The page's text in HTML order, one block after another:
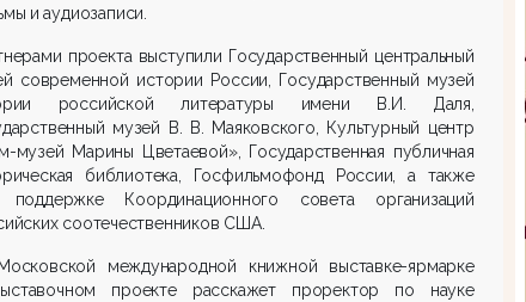
и аудиозаписи.
проекта выступили Государственный центральный
современной истории России, Государственный музей
российской литературы имени В.И. Даля,
музей В. В. Маяковского, Культурный центр
музей Марины Цветаевой», Государственная публичная
библиотека, Госфильмофонд России, а также
поддержке Координационного совета организаций
соотечественников США.
международной книжной выставке-ярмарке
проекте расскажет проректор по науке